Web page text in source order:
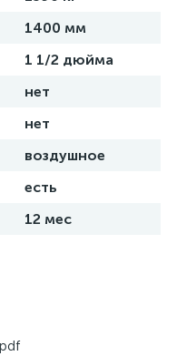
1400 мм
1 1/2 дюйма
нет
нет
воздушное
есть
12 мес